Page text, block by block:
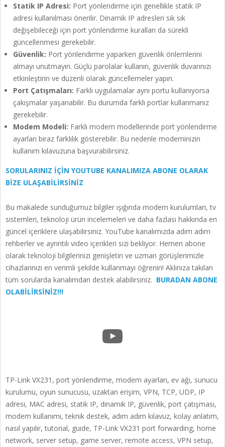
Statik IP Adresi: Port yönlendirme için genellikle statik IP
adresi kullanılması önerilir. Dinamik IP adresleri sık sık
değişebileceği için port yönlendirme kuralları da sürekli
güncellenmesi gerekebilir.
Güvenlik: Port yönlendirme yaparken güvenlik önlemlerini
almayı unutmayın. Güçlü parolalar kullanın, güvenlik duvarınızı
etkinleştirin ve düzenli olarak güncellemeler yapın.
Port Çatışmaları: Farklı uygulamalar aynı portu kullanıyorsa
çakışmalar yaşanabilir. Bu durumda farklı portlar kullanmanız
gerekebilir.
Modem Modeli: Farklı modem modellerinde port yönlendirme
ayarları biraz farklılık gösterebilir. Bu nedenle modeminizin
kullanım kılavuzuna başvurabilirsiniz.
SORULARINIZ İÇİN YOUTUBE KANALIMIZA ABONE OLARAK
BİZE ULAŞABİLİRSİNİZ
Bu makalede sunduğumuz bilgiler ışığında modem kurulumları, tv
sistemleri, teknoloji ürün incelemeleri ve daha fazlası hakkında en
güncel içeriklere ulaşabilirsiniz. YouTube kanalımızda adım adım
rehberler ve ayrıntılı video içerikleri sizi bekliyor. Hemen abone
olarak teknoloji bilgilerinizi genişletin ve uzman görüşlerimizle
cihazlarınızı en verimli şekilde kullanmayı öğrenin! Aklınıza takılan
tüm sorularda kanalımdan destek alabilirsiniz. BURADAN ABONE
OLABİLİRSİNİZ!!!
YouTube
TP-Link VX231, port yönlendirme, modem ayarları, ev ağı, sunucu
kurulumu, oyun sunucusu, uzaktan erişim, VPN, TCP, UDP, IP
adresi, MAC adresi, statik IP, dinamik IP, güvenlik, port çatışması,
modem kullanımı, teknik destek, adım adım kılavuz, kolay anlatım,
nasıl yapılır, tutorial, guide, TP-Link VX231 port forwarding, home
network, server setup, game server, remote access, VPN setup,